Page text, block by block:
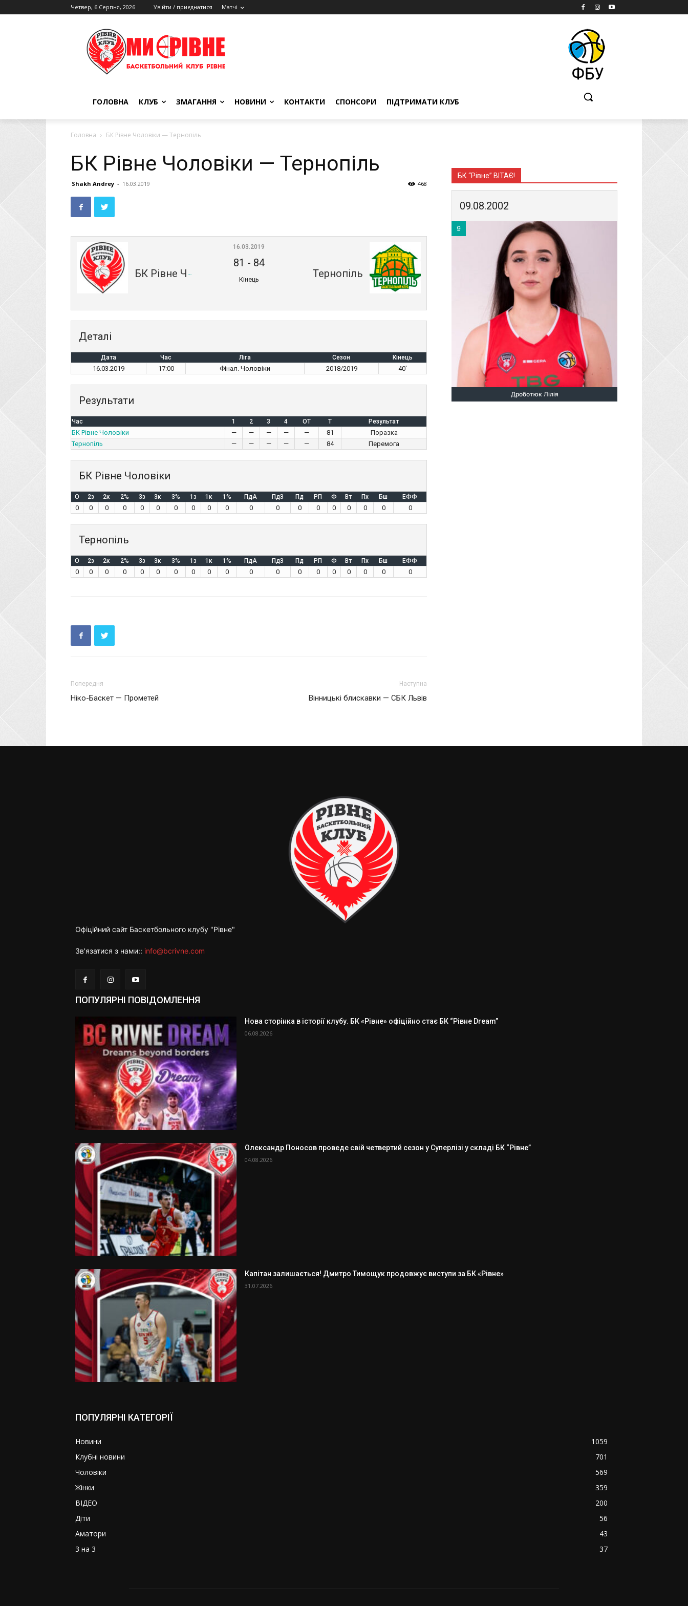
Четвер, 6 Серпня, 2026 Увійти / приєднатися Матчі
ГОЛОВНА КЛУБ ЗМАГАННЯ НОВИНИ КОНТАКТИ СПОНСОРИ ПІДТРИМАТИ КЛУБ
Головна БК Рівне Чоловіки — Тернопіль
БК Рівне Чоловіки — Тернопіль
Shakh Andrey - 16.03.2019 468
БК Рівне Чоловіки Тернопіль
16.03.2019
81 - 84
Кінець
Деталі
Дата Час Ліга Сезон Кінець
16.03.2019 17:00 Фінал. Чоловіки 2018/2019 40'
Результати
Час 1 2 3 4 OT T Результат
БК Рівне Чоловіки — — — — — 81
Поразка
Тернопіль
— — — — — 84 Перемога
БК Рівне Чоловіки
O 2з 2к 2% 3з 3к 3% 1з 1к 1% ПдА ПдЗ Пд РП Ф Вт Пх Бш ЕФФ
0 0 0 0 0 0 0 0 0 0 0 0 0 0 0 0 0 0 0
Тернопіль
O 2з 2к 2% 3з 3к 3% 1з 1к 1% ПдА ПдЗ Пд РП Ф Вт Пх Бш ЕФФ
0 0 0 0 0 0 0 0 0 0 0 0 0 0 0 0 0 0 0
Попередня
Ніко-Баскет — Прометей
Наступна
Вінницькі блискавки — СБК Львів
БК “Рівне” ВІТАЄ!
09.08.2002
9
Дроботюк Лілія
Офіційний сайт Баскетбольного клубу "Рівне"
Зв'язатися з нами:: info@bcrivne.com
ПОПУЛЯРНІ ПОВІДОМЛЕННЯ
Нова сторінка в історії клубу. БК «Рівне» офіційно стає БК “Рівне Dream”
06.08.2026
Олександр Поносов проведе свій четвертий сезон у Суперлізі у складі БК “Рівне”
04.08.2026
Капітан залишається! Дмитро Тимощук продовжує виступи за БК «Рівне»
31.07.2026
ПОПУЛЯРНІ КАТЕГОРІЇ
Новини
1059
Клубні новини
701
Чоловіки
569
Жінки
359
ВІДЕО
200
Діти
56
Аматори
43
3 на 3
37